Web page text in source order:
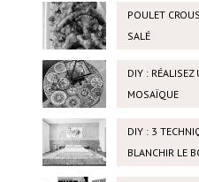
POULET
SALÉ
DIY : RÉALISEZ
MOSAÏQUE
DIY : 3
BLANCHIR LE